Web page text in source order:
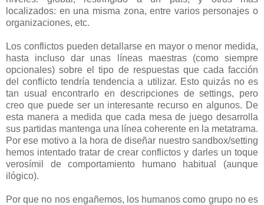
localizados: en una misma zona, entre varios personajes o
organizaciones, etc.
Los conflictos pueden detallarse en mayor o menor medida,
hasta incluso dar unas líneas maestras (como siempre
opcionales) sobre el tipo de respuestas que cada facción
del conflicto tendría tendencia a utilizar. Esto quizás no es
tan usual encontrarlo en descripciones de settings, pero
creo que puede ser un interesante recurso en algunos. De
esta manera a medida que cada mesa de juego desarrolla
sus partidas mantenga una línea coherente en la metatrama.
Por ese motivo a la hora de diseñar nuestro sandbox/setting
hemos intentado tratar de crear conflictos y darles un toque
verosímil de comportamiento humano habitual (aunque
ilógico).
Por que no nos engañemos, los humanos como grupo no es